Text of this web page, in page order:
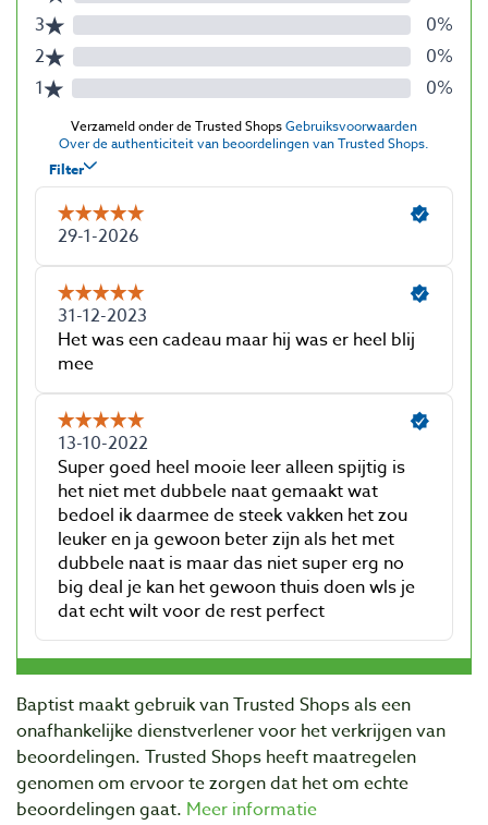
Baptist maakt gebruik van Trusted Shops als een
onafhankelijke dienstverlener voor het verkrijgen van
beoordelingen. Trusted Shops heeft maatregelen
genomen om ervoor te zorgen dat het om echte
beoordelingen gaat. Meer informatie